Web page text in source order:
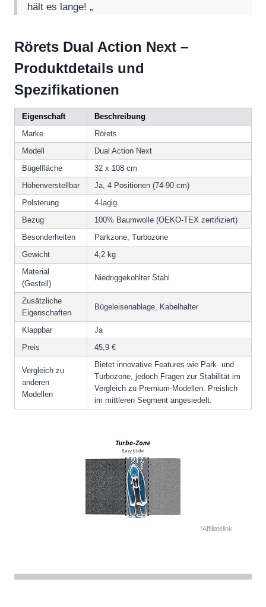
hält es lange! „
Rörets Dual Action Next –
Produktdetails und
Spezifikationen
Eigenschaft
Beschreibung
Marke
Rörets
Modell
Dual Action Next
Bügelfläche
32 x 108 cm
Höhenverstellbar
Ja, 4 Positionen (74-90 cm)
Polsterung
4-lagig
Bezug
100% Baumwolle (OEKO-TEX zertifiziert)
Besonderheiten
Parkzone, Turbozone
Gewicht
4,2 kg
Material
(Gestell)
Niedriggekohlter Stahl
Zusätzliche
Eigenschaften
Bügeleisenablage, Kabelhalter
Klappbar
Ja
Preis
45,9 €
Vergleich zu
anderen
Modellen
Bietet innovative Features wie Park- und
Turbozone, jedoch Fragen zur Stabilität im
Vergleich zu Premium-Modellen. Preislich
im mittleren Segment angesiedelt.
*Affiliatelink